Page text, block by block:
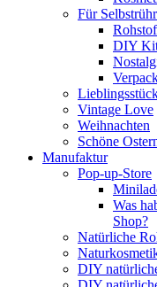
Für
DIY
Vintage Love
Weihnachten
Schöne
Manufaktur
Pop-up-Store
Was
Shop?
Natürliche
DIY